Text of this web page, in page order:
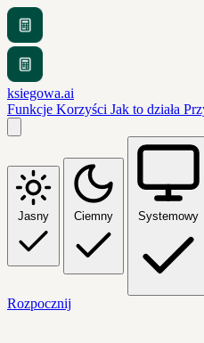
ksiegowa.ai
Funkcje Korzyści Jak to działa
Jasny Ciemny Systemowy
Rozpocznij